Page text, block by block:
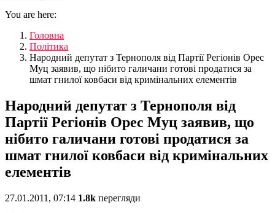
You are here:
Головна
Політика
Народний депутат з Тернополя від Партії Регіонів Орес
Муц заявив, що нібито галичани готові продатися за
шмат гнилої ковбаси від кримінальних елементів
Народний депутат з Тернополя від
Партії Регіонів Орес Муц заявив, що
нібито галичани готові продатися за
шмат гнилої ковбаси від кримінальних
елементів
27.01.2011, 07:14 1.8k перегляди